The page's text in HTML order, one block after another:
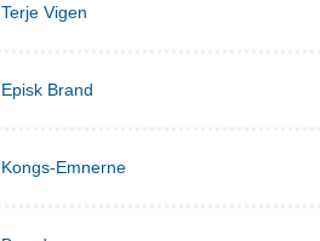
Terje Vigen
Episk Brand
Kongs-Emnerne